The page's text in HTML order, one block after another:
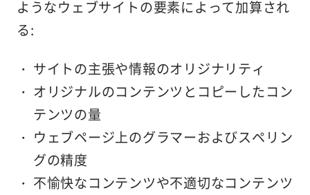
ようなウェブサイトの要素によって加算され
る:
サイトの主張や情報のオリジナリティ
オリジナルのコンテンツとコピーしたコン
テンツの量
ウェブページ上のグラマーおよびスペリン
グの精度
不愉快なコンテンツや不適切なコンテンツ